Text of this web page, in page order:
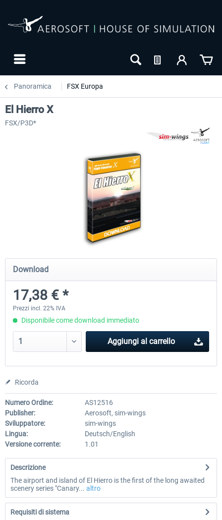
Panoramica FSX Europa
Mega Airport Frankfurt V2.0
30,71 € *
Mega Airport Berlin
El Hierro X
FSX/P3D*
Download
17,38 € *
Prezzi incl. 22% IVA
Disponibile come download immediato
Aggiungi al carrello
Ricorda
Numero Ordine:
AS12516
Publisher:
Aerosoft, sim-wings
Sviluppatore:
sim-wings
Lingua:
Deutsch/English
Versione corrente:
1.01
Descrizione
The airport and island of El Hierro is the first of the long awaited
scenery series "Canary... altro
Requisiti di sistema